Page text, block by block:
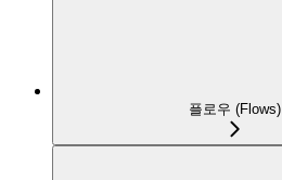
플로우 (Flows)